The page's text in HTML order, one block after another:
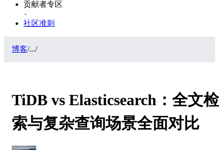
贡献者专区
社区准则
博客/.../
TiDB vs Elasticsearch：全文检
索与复杂查询场景全面对比